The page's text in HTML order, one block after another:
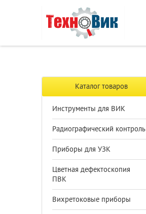
Каталог товаров
Инструменты для ВИК
Радиографический контроль
Приборы для УЗК
Цветная дефектоскопия
ПВК
Вихретоковые приборы